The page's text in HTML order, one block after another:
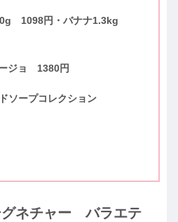
1098円・バナナ1.3kg
ジョ 1380円
ソープコレクション
グネチャー バラエテ